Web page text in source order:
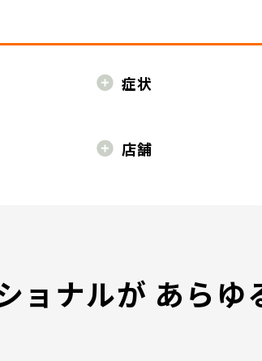
症状
店舗
ョナルが あらゆ